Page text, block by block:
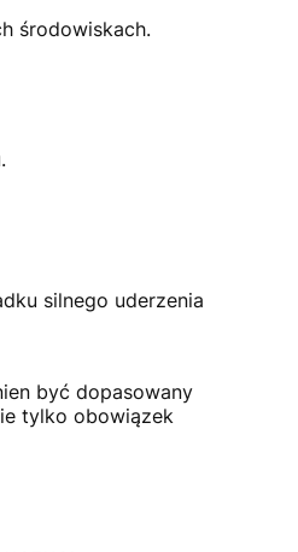
środowiskach.
silnego uderzenia
być dopasowany
tylko obowiązek